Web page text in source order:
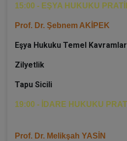
15:00 - EŞYA HUKUKU
Prof. Dr. Şebnem AKİPEK
Eşya Hukuku Temel
Zilyetlik
Tapu Sicili
19:00 - İDARE HUKUKU
Prof. Dr. Melikşah YASİN